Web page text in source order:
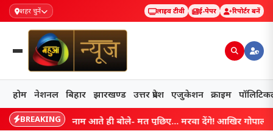
शहर चुनें लाइव टीवी ई-पेपर रिपोर्टर बनें
होम नेशनल बिहार झारखण्ड उत्तर प्रदेश एजुकेशन क्राइम
BREAKING
चौधरी का नाम आते ही बोले- मत पूछिए… मरवा देंगे! आखिर गोपाल मंडल ने